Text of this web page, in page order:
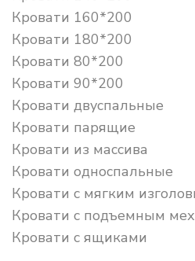
Кровати 160*200
Кровати 180*200
Кровати 80*200
Кровати 90*200
Кровати двуспальные
Кровати парящие
Кровати из массива
Кровати односпальные
Кровати с мягким
Кровати с подъемным
Кровати с ящиками